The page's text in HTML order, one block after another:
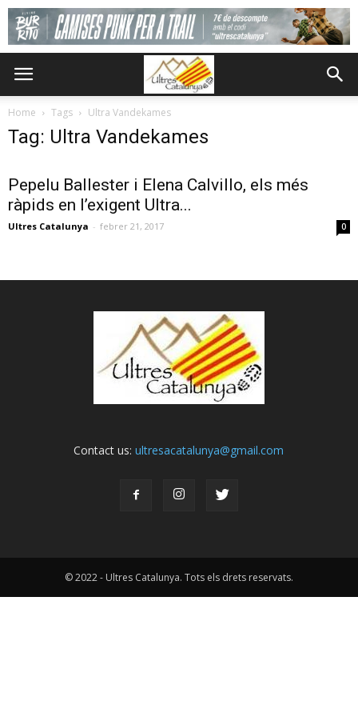
Home Tags Ultra Vandekames
Tag: Ultra Vandekames
Pepelu Ballester i Elena Calvillo, els més
ràpids en l’exigent Ultra...
Ultres Catalunya - febrer 21, 2017 0
Contact us:ultresacatalunya@gmail.com
© 2022 - Ultres Catalunya. Tots els drets reservats.